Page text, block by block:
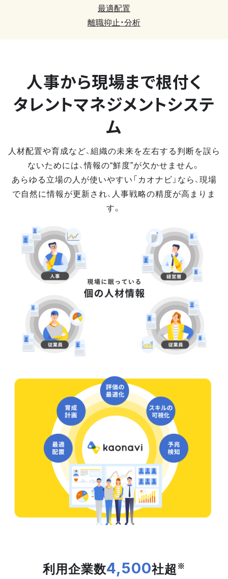
最適配置
離職抑止・分析
人事から現場まで根付く
タレントマネジメントシステ
ム
人材配置や育成など、組織の未来を左右する判断を誤ら
ないためには、情報の“鮮度”が欠かせません。
あらゆる立場の人が使いやすい「カオナビ」なら、現場
で自然に情報が更新され、人事戦略の精度が高まりま
す。
利用企業数4,500社超 ※